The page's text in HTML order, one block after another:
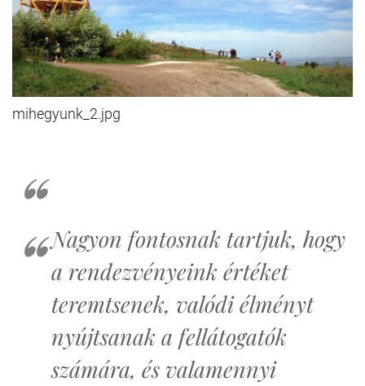
mihegyunk_2.jpg
Nagyon fontosnak tartjuk, hogy
a rendezvényeink értéket
teremtsenek, valódi élményt
nyújtsanak a fellátogatók
számára, és valamennyi